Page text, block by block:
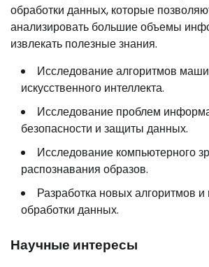
обработки данных, которые
анализировать большие объемы
извлекать полезные знания.
Исследование алгоритмов
искусственного интеллекта.
Исследование проблем
безопасности и защиты данных.
Исследование компьютерного
распознавания образов.
Разработка новых алгоритмов и
обработки данных.
Научные интересы